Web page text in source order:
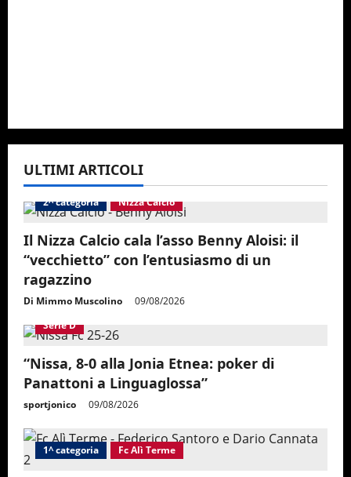
ULTIMI ARTICOLI
2^ categoria Nizza Calcio
Il Nizza Calcio cala l’asso Benny Aloisi: il
“vecchietto” con l’entusiasmo di un
ragazzino
Di Mimmo Muscolino
09/08/2026
Serie D
“Nissa, 8-0 alla Jonia Etnea: poker di
Panattoni a Linguaglossa”
sportjonico 09/08/2026
1^ categoria Fc Alì Terme